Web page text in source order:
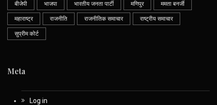
बीजेपी भाजपा भारतीय जनता पार्टी मणिपुर ममता बनर्जी
महाराष्ट्र राजनीति राजनीतिक समाचार राष्ट्रीय समाचार
सुप्रीम कोर्ट
Meta
Log in